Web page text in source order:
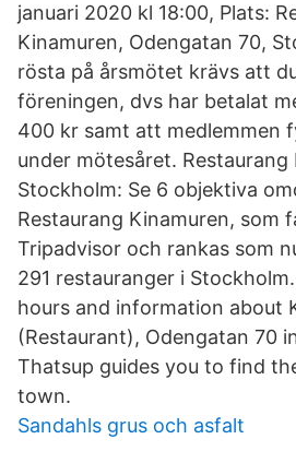
januari 2020 kl 18:00, Plats:
Kinamuren, Odengatan 70,
rösta på årsmötet krävs att
föreningen, dvs har betalat
400 kr samt att medlemmen
under mötesåret. Restaurang
Stockholm: Se 6 objektiva
Restaurang Kinamuren, som
Tripadvisor och rankas som
291 restauranger i
hours and information about
(Restaurant), Odengatan 70
Thatsup guides you to find
town.
Sandahls grus och asfalt